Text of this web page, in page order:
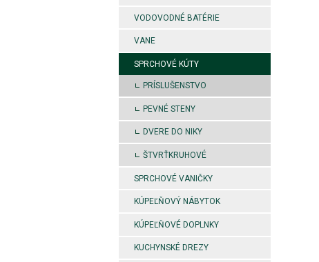
VODOVODNÉ BATÉRIE
VANE
SPRCHOVÉ KÚTY
PRÍSLUŠENSTVO
PEVNÉ STENY
DVERE DO NIKY
ŠTVRŤKRUHOVÉ
SPRCHOVÉ VANIČKY
KÚPEĽŇOVÝ NÁBYTOK
KÚPEĽŇOVÉ DOPLNKY
KUCHYNSKÉ DREZY